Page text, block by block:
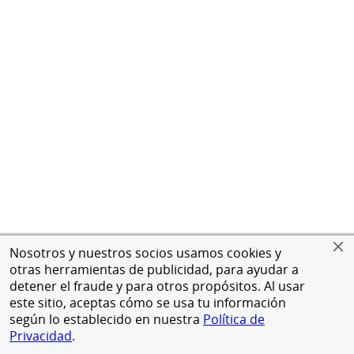
Nosotros y nuestros socios usamos cookies y
otras herramientas de publicidad, para ayudar a
detener el fraude y para otros propósitos. Al usar
este sitio, aceptas cómo se usa tu información
según lo establecido en nuestra Política de
Privacidad.